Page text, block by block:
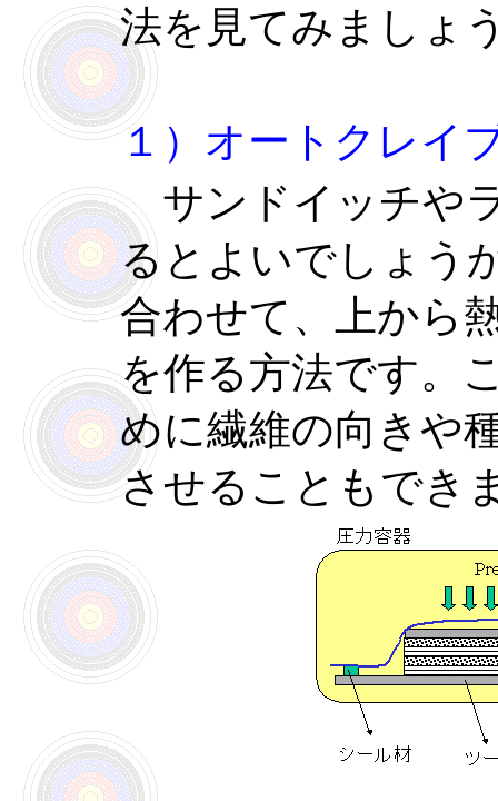
法を見てみましょ
１）オートクレイ
サンドイッチや
るとよいでしょう
合わせて、上から
を作る方法です。
めに繊維の向きや
させることもでき